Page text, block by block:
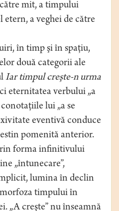
mit, a timpului
a veghei de către
în timp şi în spaţiu,
două categorii ale
Iar timpul creşte-n urma
eternitatea verbului „a
lui „a se
eventivă conduce
pomenită anterior.
forma infinitivului
„întunecare”,
lumina în declin
timpului în
„A creşte” nu înseamnă